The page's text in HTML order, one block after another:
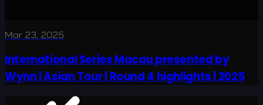
Mar 23, 2025
International Series Macau presented by
Wynn | Asian Tour | Round 4 highlights | 2025